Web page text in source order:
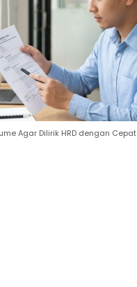
Agar Dilirik HRD dengan Cepat